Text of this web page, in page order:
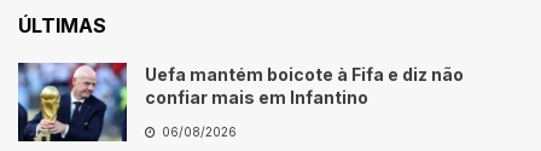
ÚLTIMAS
Uefa mantém boicote à Fifa e diz não
confiar mais em Infantino
06/08/2026